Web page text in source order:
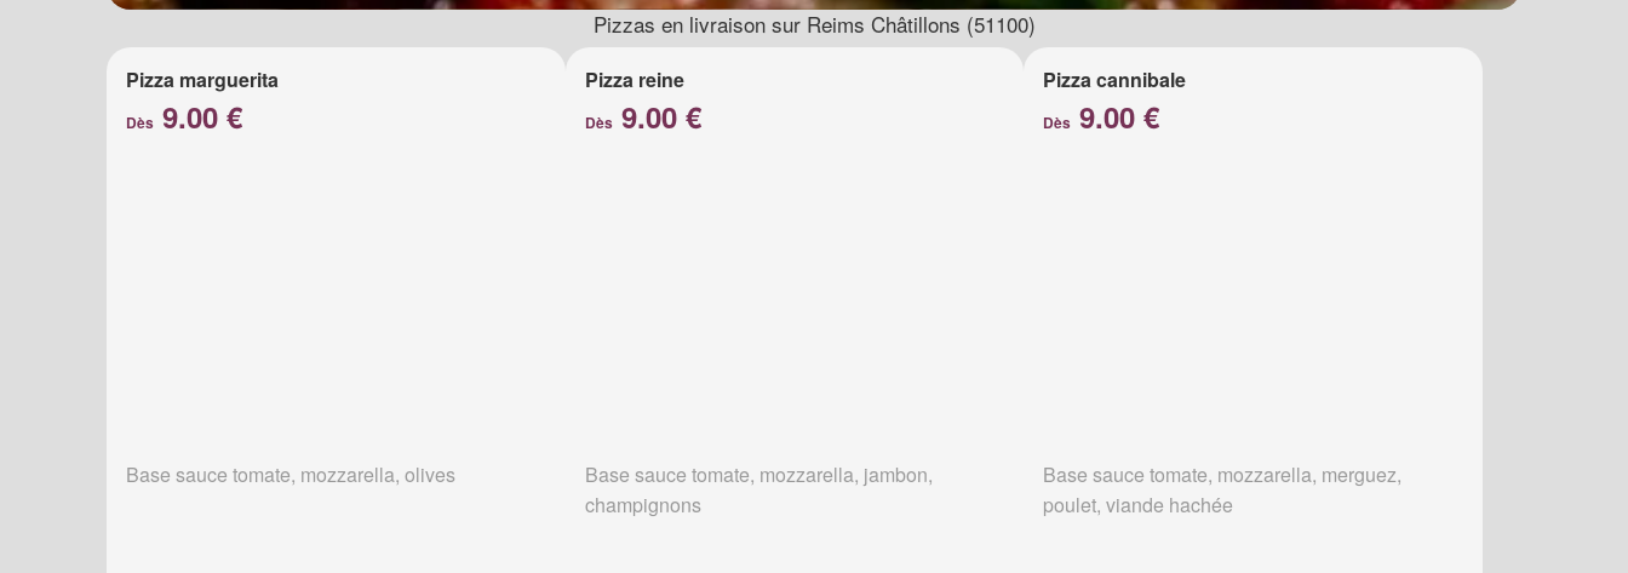
Pizzas en livraison sur Reims Châtillons (51100)
Pizza marguerita
Dès 9.00 €
Base sauce tomate, mozzarella, olives
Pizza reine
Dès9.00 €
Base sauce tomate, mozzarella, jambon,
champignons
Pizza cannibale
Dès 9.00 €
Base sauce tomate, mozzarella, merguez,
poulet, viande hachée